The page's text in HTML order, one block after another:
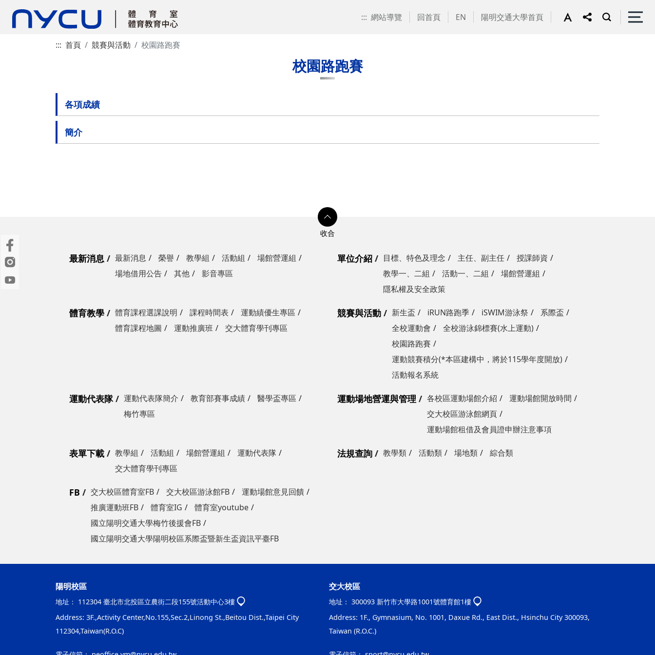
::: 網站導覽 回首頁 EN 陽明交通大學首頁
::: 首頁 競賽與活動 校園路跑賽
校園路跑賽
各項成績
簡介
最新消息 最新消息 榮譽 教學組 活動組
場館營運組
場地借用公告
其他 影音專區
單位介紹 目標、特色及理念 主任、副主任
授課師資
教學一、二組
活動一、二組
場館營運組
隱私權及安全政策
體育教學 體育課程選課說明 課程時間表
運動績優生專區
體育課程地圖
運動推廣班 交大體育學刊專區
競賽與活動 新生盃 iRUN路跑季 iSWIM游泳祭
系際盃
全校運動會
全校游泳錦標賽(水上運動)
校園路跑賽
運動競賽積分(*本區建構中，將於115學年度開放)
活動報名系統
運動代表隊 運動代表隊簡介 教育部賽事成績
醫學盃專區
梅竹專區
運動場地營運與管理 各校區運動場館介紹
運動場館開放時間
交大校區游泳館網頁
運動場館租借及會員證申辦注意事項
表單下載 教學組 活動組 場館營運組
運動代表隊
交大體育學刊專區
法規查詢 教學類 活動類 場地類 綜合類
FB 交大校區體育室FB 交大校區游泳館FB
運動場館意見回饋
推廣運動班FB
體育室IG
體育室youtube
國立陽明交通大學梅竹後援會FB
國立陽明交通大學陽明校區系際盃暨新生盃資訊平臺FB
陽明校區
地址： 112304 臺北市北投區立農街二段155號活動中心3樓
Address: 3F.,Activity Center,No.155,Sec.2,Linong St.,Beitou Dist.,Taipei City
112304,Taiwan(R.O.C)
交大校區
地址： 300093 新竹市大學路1001號體育館1樓
Address: 1F., Gymnasium, No. 1001, Daxue Rd., East Dist., Hsinchu City 300093,
Taiwan (R.O.C.)